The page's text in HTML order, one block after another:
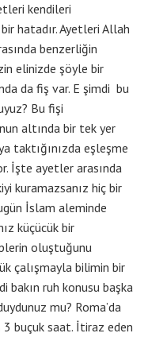
kendileri
hatadır. Ayetleri Allah
benzerliğin
elinizde şöyle bir
da fiş var. E şimdi bu
Bu fişi
altında bir tek yer
taktığınızda eşleşme
İşte ayetler arasında
kuramazsanız hiç bir
İslam aleminde
küçücük bir
oluştuğunu
çalışmayla bilimin bir
bakın ruh konusu başka
mu? Roma’da
buçuk saat. İtiraz eden